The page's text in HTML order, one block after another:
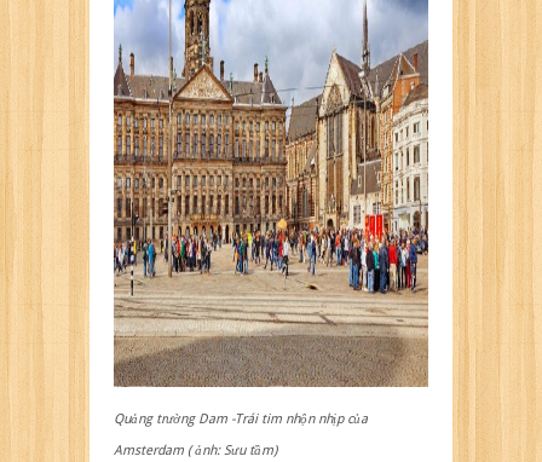
Quảng trường Dam -Trái tim nhộn nhịp của
Amsterdam ( ảnh: Sưu tầm)